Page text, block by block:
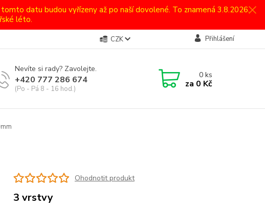
datu budou vyřízeny až po naší dovolené. To znamená 3.8.2026.
léto.
CZK Přihlášení
Nevíte si rady? Zavolejte.
+420 777 286 674
(Po - Pá 8 - 16 hod.)
0ks
za 0 Kč
Ohodnotit produkt
3 vrstvy